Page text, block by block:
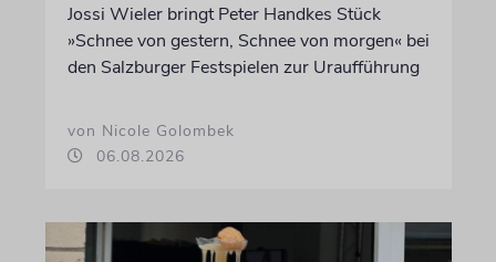
Jossi Wieler bringt Peter Handkes Stück
»Schnee von gestern, Schnee von morgen« bei
den Salzburger Festspielen zur Uraufführung
von Nicole Golombek
06.08.2026